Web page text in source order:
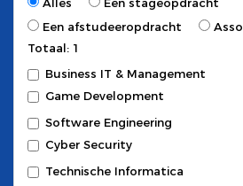
Een afstudeeropdracht
Totaal: 1
Business IT & Management
Game Development
Software Engineering
Cyber Security
Technische Informatica